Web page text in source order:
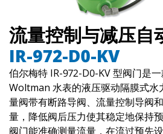
流量控制与减压自
IR-972-D0-KV
伯尔梅特 IR-972-D0-KV 型阀门是
Woltman 水表的液压驱动隔膜式水
量阀带有断路导阀、流量控制导阀
量，降低阀后压力使其稳定地保持
阀门能准确测量流量，在流过预先